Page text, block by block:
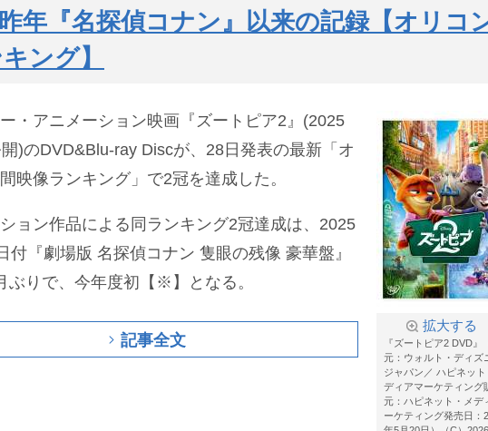
年『名探偵コナン』以来の記録【オリコ
ング】
拡大する
『ズートピア2 DVD』
元：ウォルト・ディズ
ジャパン／ ハピネット
ディアマーケティング
元：ハピネット・メデ
ーケティング発売日：
・アニメーション映画『ズートピア2』(2025
)のDVD&Blu-ray Discが、28日発表の最新「オ
映像ランキング」で2冠を達成した。
ョン作品による同ランキング2冠達成は、2025
付『劇場版 名探偵コナン 隻眼の残像 豪華盤』
ぶりで、今年度初【※】となる。
記事全文